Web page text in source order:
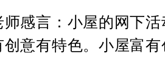
感言：小屋的网下
意有特色。 小屋富